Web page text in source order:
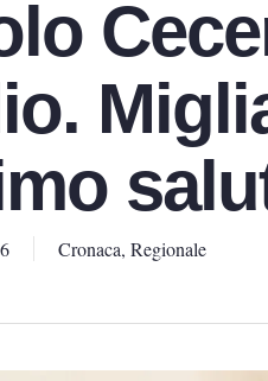
Cronaca, Regionale